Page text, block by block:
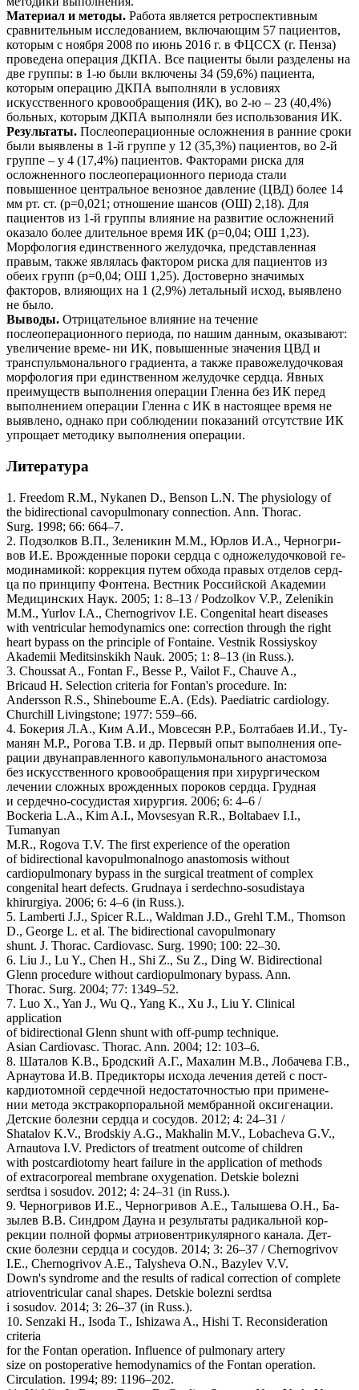
Материал и методы. Работа является ретроспективным
сравнительным исследованием, включающим 57 пациентов,
которым с ноября 2008 по июнь 2016 г. в ФЦССХ (г. Пенза)
проведена операция ДКПА. Все пациенты были разделены на
две группы: в 1-ю были включены 34 (59,6%) пациента,
которым операцию ДКПА выполняли в условиях
искусственного кровообращения (ИК), во 2-ю – 23 (40,4%)
больных, которым ДКПА выполняли без использования ИК.
Результаты. Послеоперационные осложнения в ранние сроки
были выявлены в 1-й группе у 12 (35,3%) пациентов, во 2-й
группе – у 4 (17,4%) пациентов. Факторами риска для
осложненного послеоперационного периода стали
повышенное центральное венозное давление (ЦВД) более 14
мм рт. ст. (р=0,021; отношение шансов (ОШ) 2,18). Для
пациентов из 1-й группы влияние на развитие осложнений
оказало более длительное время ИК (р=0,04; ОШ 1,23).
Морфология единственного желудочка, представленная
правым, также являлась фактором риска для пациентов из
обеих групп (р=0,04; ОШ 1,25). Достоверно значимых
факторов, влияющих на 1 (2,9%) летальный исход, выявлено
не было.
Выводы. Отрицательное влияние на течение
послеоперационного периода, по нашим данным, оказывают:
увеличение време- ни ИК, повышенные значения ЦВД и
транспульмонального градиента, а также правожелудочковая
морфология при единственном желудочке сердца. Явных
преимуществ выполнения операции Гленна без ИК перед
выполнением операции Гленна с ИК в настоящее время не
выявлено, однако при соблюдении показаний отсутствие ИК
упрощает методику выполнения операции.
Литература
1. Freedom R.M., Nykanen D., Benson L.N. The physiology of
the bidirectional cavopulmonary connection. Ann. Thorac.
Surg. 1998; 66: 664–7.
2. Подзолков В.П., Зеленикин М.М., Юрлов И.А., Черногри-
вов И.Е. Врожденные пороки сердца с одножелудочковой ге-
модинамикой: коррекция путем обхода правых отделов серд-
ца по принципу Фонтена. Вестник Российской Академии
Медицинских Наук. 2005; 1: 8–13 / Podzolkov V.P., Zelenikin
M.M., Yurlov I.A., Chernogrivov I.E. Congenital heart diseases
with ventricular hemodynamics one: correction through the right
heart bypass on the principle of Fontaine. Vestnik Rossiyskoy
Akademii Meditsinskikh Nauk. 2005; 1: 8–13 (in Russ.).
3. Choussat A., Fontan F., Besse P., Vailot F., Chauve A.,
Bricaud H. Selection criteria for Fontan's procedure. In:
Andersson R.S., Shineboume E.A. (Eds). Paediatric cardiology.
Churchill Livingstone; 1977: 559–66.
4. Бокерия Л.А., Ким А.И., Мовсесян Р.Р., Болтабаев И.И., Ту-
манян М.Р., Рогова Т.В. и др. Первый опыт выполнения опе-
рации двунаправленного кавопульмонального анастомоза
без искусственного кровообращения при хирургическом
лечении сложных врожденных пороков сердца. Грудная
и сердечно-сосудистая хирургия. 2006; 6: 4–6 /
Bockeria L.A., Kim A.I., Movsesyan R.R., Boltabaev I.I.,
Tumanyan
M.R., Rogova T.V. The first experience of the operation
of bidirectional kavopulmonalnogo anastomosis without
cardiopulmonary bypass in the surgical treatment of complex
congenital heart defects. Grudnaya i serdechno-sosudistaya
khirurgiya. 2006; 6: 4–6 (in Russ.).
5. Lamberti J.J., Spicer R.L., Waldman J.D., Grehl T.M., Thomson
D., George L. et al. The bidirectional cavopulmonary
shunt. J. Thorac. Cardiovasc. Surg. 1990; 100: 22–30.
6. Liu J., Lu Y., Chen H., Shi Z., Su Z., Ding W. Bidirectional
Glenn procedure without cardiopulmonary bypass. Ann.
Thorac. Surg. 2004; 77: 1349–52.
7. Luo X., Yan J., Wu Q., Yang K., Xu J., Liu Y. Clinical
application
of bidirectional Glenn shunt with off-pump technique.
Asian Cardiovasc. Thorac. Ann. 2004; 12: 103–6.
8. Шаталов К.В., Бродский А.Г., Махалин М.В., Лобачева Г.В.,
Арнаутова И.В. Предикторы исхода лечения детей с пост-
кардиотомной сердечной недостаточностью при примене-
нии метода экстракорпоральной мембранной оксигенации.
Детские болезни сердца и сосудов. 2012; 4: 24–31 /
Shatalov K.V., Brodskiy A.G., Makhalin M.V., Lobacheva G.V.,
Arnautova I.V. Predictors of treatment outcome of children
with postcardiotomy heart failure in the application of methods
of extracorporeal membrane oxygenation. Detskie bolezni
serdtsa i sosudov. 2012; 4: 24–31 (in Russ.).
9. Черногривов И.Е., Черногривов А.Е., Талышева О.Н., Ба-
зылев В.В. Синдром Дауна и результаты радикальной кор-
рекции полной формы атриовентрикулярного канала. Дет-
ские болезни сердца и сосудов. 2014; 3: 26–37 / Chernogrivov
I.E., Chernogrivov A.E., Talysheva O.N., Bazylev V.V.
Down's syndrome and the results of radical correction of complete
atrioventricular canal shapes. Detskie bolezni serdtsa
i sosudov. 2014; 3: 26–37 (in Russ.).
10. Senzaki H., Isoda T., Ishizawa A., Hishi T. Reconsideration
criteria
for the Fontan operation. Influence of pulmonary artery
size on postoperative hemodynamics of the Fontan operation.
Circulation. 1994; 89: 1196–202.